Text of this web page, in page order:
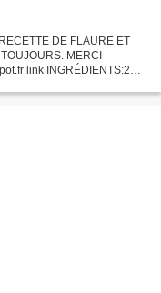
DE FLAURE ET
MERCI
link INGRÉDIENTS:2